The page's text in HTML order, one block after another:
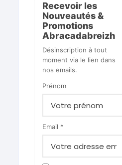
Recevoir les
Nouveautés &
Promotions
Abracadabreizh
Désinscription à tout
moment via le lien dans
nos emails.
Prénom
Email *